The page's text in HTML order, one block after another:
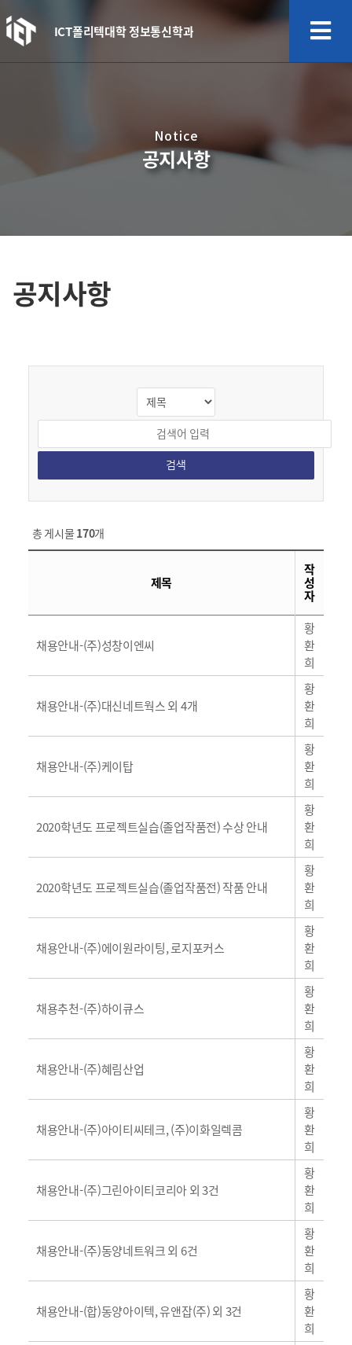
ICT폴리텍대학 정보통신학과
Notice
공지사항
공지사항
검색
총 게시물170개
제목
작
성
자
일
채용안내-(주)성창이엔씨
황
환
희
일
채용안내-(주)대신네트웍스 외 4개
황
환
희
일
채용안내-(주)케이탑
황
환
희
일
2020학년도 프로젝트실습(졸업작품전) 수상 안내
황
환
희
일
2020학년도 프로젝트실습(졸업작품전) 작품 안내
황
환
희
일
채용안내-(주)에이원라이팅, 로지포커스
황
환
희
일
채용추천-(주)하이큐스
황
환
희
일
채용안내-(주)혜림산업
황
환
희
일
채용안내-(주)아이티씨테크, (주)이화일렉콤
황
환
희
일
채용안내-(주)그린아이티코리아 외 3건
황
환
희
일
채용안내-(주)동양네트워크 외 6건
황
환
희
일
채용안내-(합)동양아이텍, 유앤잡(주) 외 3건
황
환
희